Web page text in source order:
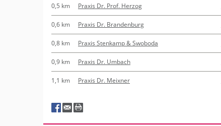
0,5 km Praxis Dr. Prof. Herzog
0,6 km Praxis Dr. Brandenburg
0,8 km Praxis Stenkamp & Swoboda
0,9 km Praxis Dr. Umbach
1,1 km Praxis Dr. Meixner